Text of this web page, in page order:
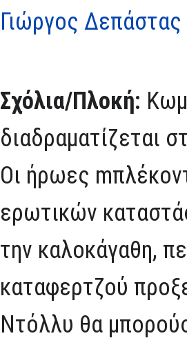
Γιώργος Δεπάστας
Σχόλια/Πλοκή:
διαδραματίζεται
Οι ήρωες
ερωτικών
την καλοκάγαθη,
καταφερτζού
Ντόλλυ θα